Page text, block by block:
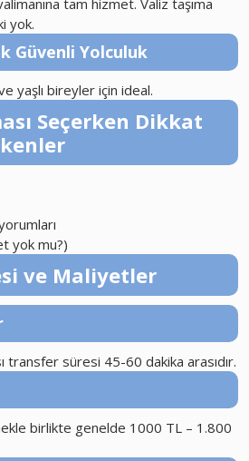
tam hizmet. Valiz taşıma
yok.
Güvenli Yolculuk
yaşlı bireyler için ideal.
Seçerken Dikkat
yok mu?)
ve Maliyetler
transfer süresi 45-60 dakika arasıdır.
birlikte genelde 1000 TL – 1.800